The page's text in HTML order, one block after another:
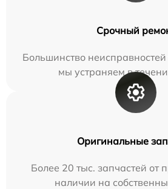
Срочный
Большинство
мы устраняем в
Оригинальные
Более 20 тыс. запчастей от
наличии на